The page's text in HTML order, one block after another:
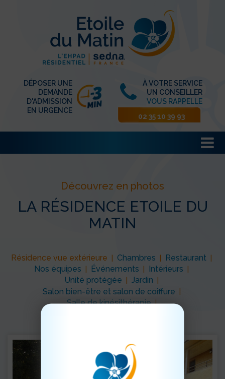
DÉPOSER UNE
DEMANDE
D'ADMISSION
EN URGENCE
À VOTRE SERVICE
UN CONSEILLER
VOUS RAPPELLE
02 35 10 39 93
Découvrez en photos
LA RÉSIDENCE ETOILE DU
MATIN
Résidence vue extérieure | Chambres | Restaurant |
Nos équipes | Événements | Intérieurs |
Unité protégée | Jardin |
Salon bien-être et salon de coiffure |
Salle de kinésithérapie |